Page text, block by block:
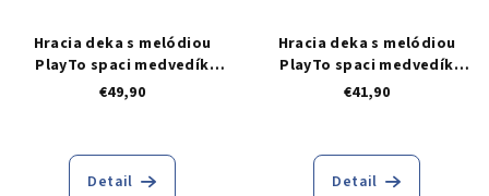
Hracia deka s melódiou
PlayTo spaci medvedík
ružová
€49,90
Detail
Hracia deka s melódiou
PlayTo spaci medvedík
modrá
€41,90
Detail